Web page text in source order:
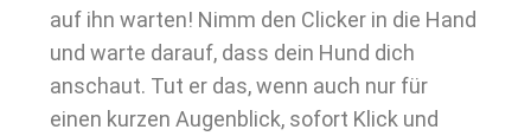
auf ihn warten! Nimm den Clicker in die Hand
und warte darauf, dass dein Hund dich
anschaut. Tut er das, wenn auch nur für
einen kurzen Augenblick, sofort Klick und